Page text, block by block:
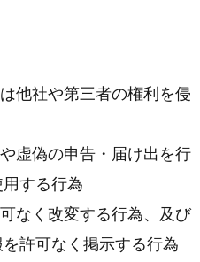
他社や第三者の権利を侵
虚偽の申告・届け出を行
する行為
なく改変する行為、及び
許可なく掲示する行為